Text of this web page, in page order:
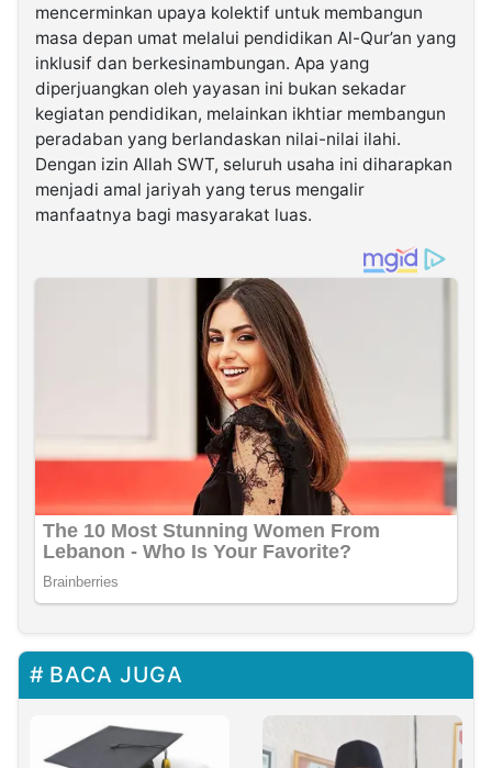
mencerminkan upaya kolektif untuk membangun
masa depan umat melalui pendidikan Al-Qur’an yang
inklusif dan berkesinambungan. Apa yang
diperjuangkan oleh yayasan ini bukan sekadar
kegiatan pendidikan, melainkan ikhtiar membangun
peradaban yang berlandaskan nilai-nilai ilahi.
Dengan izin Allah SWT, seluruh usaha ini diharapkan
menjadi amal jariyah yang terus mengalir
manfaatnya bagi masyarakat luas.
BACA JUGA